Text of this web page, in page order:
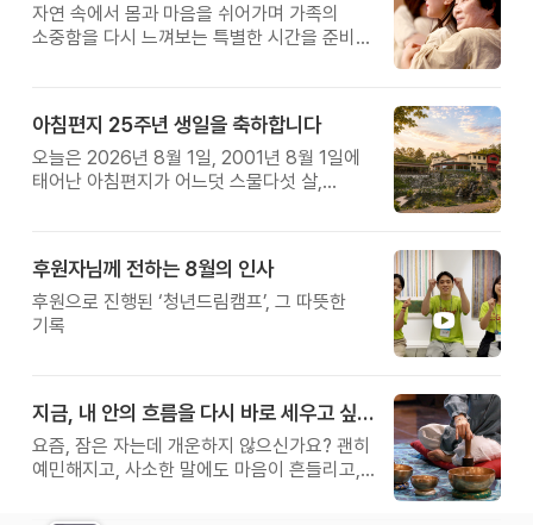
자연 속에서 몸과 마음을 쉬어가며 가족의
소중함을 다시 느껴보는 특별한 시간을 준비해
아침편지 25주년 생일을 축하합니다
오늘은 2026년 8월 1일, 2001년 8월 1일에
태어난 아침편지가 어느덧 스물다섯 살,
후원자님께 전하는 8월의 인사
후원으로 진행된 ‘청년드림캠프’, 그 따뜻한
기록
지금, 내 안의 흐름을 다시 바로 세우고 싶다면
요즘, 잠은 자는데 개운하지 않으신가요? 괜히
예민해지고, 사소한 말에도 마음이 흔들리고,
회복되지 않는 건 몸이 아니라 ‘에너지의